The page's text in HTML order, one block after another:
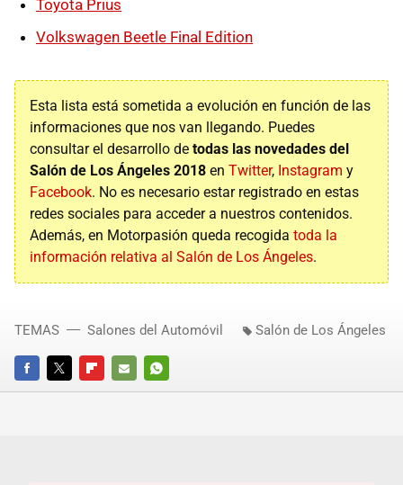
Toyota Prius
Volkswagen Beetle Final Edition
Esta lista está sometida a evolución en función de las
informaciones que nos van llegando. Puedes
consultar el desarrollo de todas las novedades del
Salón de Los Ángeles 2018 en Twitter, Instagram y
Facebook. No es necesario estar registrado en estas
redes sociales para acceder a nuestros contenidos.
Además, en Motorpasión queda recogida toda la
información relativa al Salón de Los Ángeles.
FACEBOOKTWITTERFLIPBOARD
E-
WHATSAPP
TEMAS Salones del Automóvil Salón de Los Ángeles